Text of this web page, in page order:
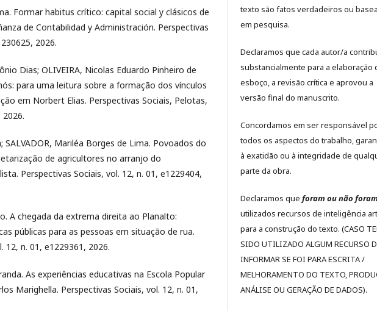
Formar habitus crítico: capital social y clásicos de
de Contabilidad y Administración. Perspectivas
2026.
Dias; OLIVEIRA, Nicolas Eduardo Pinheiro de
para uma leitura sobre a formação dos vínculos
em Norbert Elias. Perspectivas Sociais, Pelotas,
SALVADOR, Mariléa Borges de Lima. Povoados do
de agricultores no arranjo do
Perspectivas Sociais, vol. 12, n. 01, e1229404,
A chegada da extrema direita ao Planalto:
públicas para as pessoas em situação de rua.
12, n. 01, e1229361, 2026.
As experiências educativas na Escola Popular
Marighella. Perspectivas Sociais, vol. 12, n. 01,
texto são fatos verdadeiros ou
em pesquisa.
Declaramos que cada autor/a
substancialmente para a elaboração
esboço, a revisão crítica e aprovou a
versão final do manuscrito.
Concordamos em ser responsável
todos os aspectos do trabalho,
à exatidão ou à integridade de
parte da obra.
Declaramos que foram ou não foram
utilizados recursos de inteligência
para a construção do texto. (CASO
SIDO UTILIZADO ALGUM RECURSO
INFORMAR SE FOI PARA ESCRITA /
MELHORAMENTO DO TEXTO,
ANÁLISE OU GERAÇÃO DE DADOS).